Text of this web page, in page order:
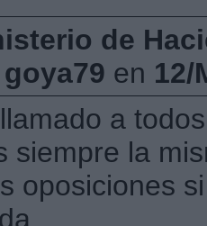
de
goya79 en 12/
a
siempre la
oposiciones